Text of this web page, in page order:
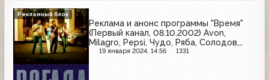
Реклама и анонс программы "Время"
(Первый канал, 08.10.2002) Avon,
Milagro, Pepsi, Чудо, Ряба, Солодов,
Gillette, Snickers, Царь-батюшка, 32,
19 января 2024, 14:56 1331
Рекламный блок